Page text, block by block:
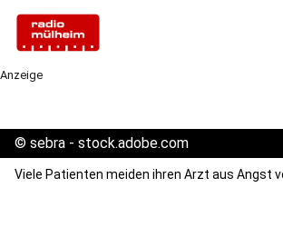
Anzeige
© sebra - stock.adobe.com
Viele Patienten meiden ihren Arzt aus Angst